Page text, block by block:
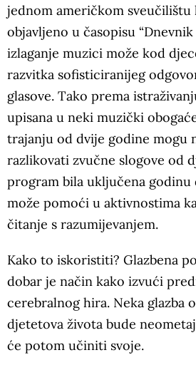
jednom američkom
objavljeno u časopisu
izlaganje muzici može kod
razvitka sofisticiranijeg
glasove. Tako prema
upisana u neki muzički
trajanju od dvije godine mogu
razlikovati zvučne slogove od
program bila uključena godinu
može pomoći u aktivnostima
čitanje s razumijevanjem.
Kako to iskoristiti? Glazbena
dobar je način kako izvući
cerebralnog hira. Neka glazba
djetetova života bude
će potom učiniti svoje.